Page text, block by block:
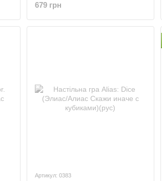
(рус)
679 грн
Артикул: 0383